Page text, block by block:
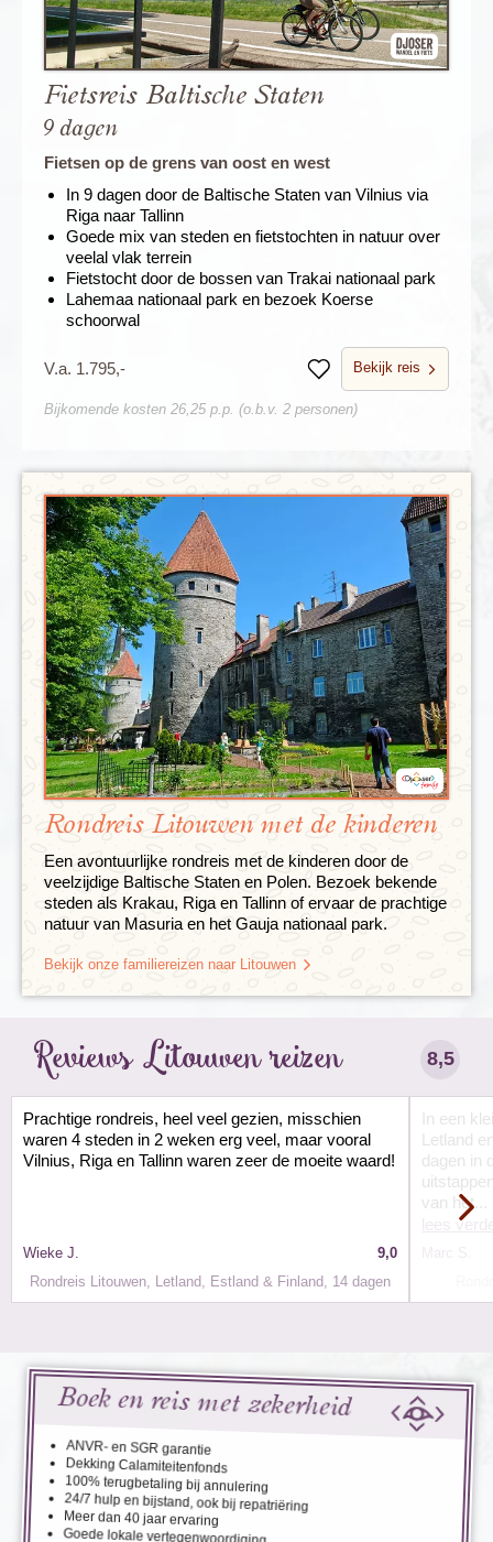
Fietsreis Baltische Staten
9 dagen
Fietsen op de grens van oost en west
In 9 dagen door de Baltische Staten van Vilnius via
Riga naar Tallinn
Goede mix van steden en fietstochten in natuur over
veelal vlak terrein
Fietstocht door de bossen van Trakai nationaal park
Lahemaa nationaal park en bezoek Koerse
schoorwal
V.a. 1.795,- BewarenBekijk reis
Bijkomende kosten 26,25 p.p. (o.b.v. 2 personen)
Rondreis Litouwen met de kinderen
Een avontuurlijke rondreis met de kinderen door de
veelzijdige Baltische Staten en Polen. Bezoek bekende
steden als Krakau, Riga en Tallinn of ervaar de prachtige
natuur van Masuria en het Gauja nationaal park.
Bekijk onze familiereizen naar Litouwen
Reviews Litouwen reizen 8,5
Prachtige rondreis, heel veel gezien, misschien
waren 4 steden in 2 weken erg veel, maar vooral
Vilnius, Riga en Tallinn waren zeer de moeite waard!
Wieke J.
9,0
Rondreis Litouwen, Letland, Estland & Finland, 14 dagen
In een
Letland
dagen in
van het...
lees
Boek en reis met zekerheid
ANVR- en SGR garantie
Dekking Calamiteitenfonds
100% terugbetaling bij annulering
24/7 hulp en bijstand, ook bij repatriëring
Meer dan 40 jaar ervaring
Goede lokale vertegenwoordiging